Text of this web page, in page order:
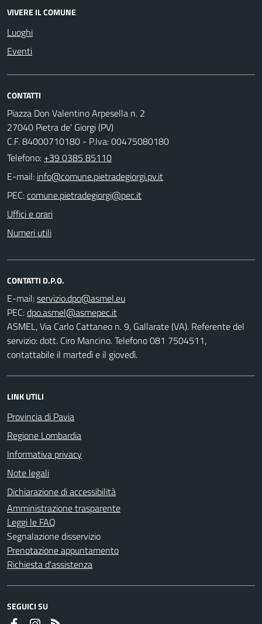
VIVERE IL COMUNE
Luoghi
Eventi
CONTATTI
Piazza Don Valentino Arpesella n. 2
27040 Pietra de' Giorgi (PV)
C.F. 84000710180 - P.Iva: 00475080180
Telefono: +39 0385 85110
E-mail:
PEC:
Uffici e orari
Numeri utili
CONTATTI D.P.O.
E-mail:
PEC:
ASMEL, Via Carlo Cattaneo n. 9, Gallarate (VA). Referente del
servizio: dott. Ciro Mancino. Telefono 081 7504511,
contattabile il martedì e il giovedì.
LINK UTILI
Provincia di Pavia
Regione Lombardia
Informativa privacy
Note legali
Dichiarazione di accessibilità
Amministrazione trasparente
Leggi le FAQ
Segnalazione disservizio
Prenotazione appuntamento
Richiesta d'assistenza
SEGUICI SU